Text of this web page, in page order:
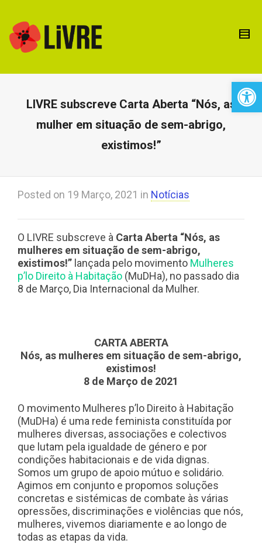
LIVRE subscreve Carta Aberta “Nós, as
mulher em situação de sem-abrigo,
existimos!”
Posted on 19 Março, 2021 in Notícias
O LIVRE subscreve à Carta Aberta “Nós, as
mulheres em situação de sem-abrigo,
existimos!” lançada pelo movimento Mulheres
p’lo Direito à Habitação (MuDHa), no passado dia
8 de Março, Dia Internacional da Mulher.
CARTA ABERTA
Nós, as mulheres em situação de sem-abrigo,
existimos!
8 de Março de 2021
O movimento Mulheres p’lo Direito à Habitação
(MuDHa) é uma rede feminista constituída por
mulheres diversas, associações e colectivos
que lutam pela igualdade de género e por
condições habitacionais e de vida dignas.
Somos um grupo de apoio mútuo e solidário.
Agimos em conjunto e propomos soluções
concretas e sistémicas de combate às várias
opressões, discriminações e violências que nós,
mulheres, vivemos diariamente e ao longo de
todas as etapas da vida.